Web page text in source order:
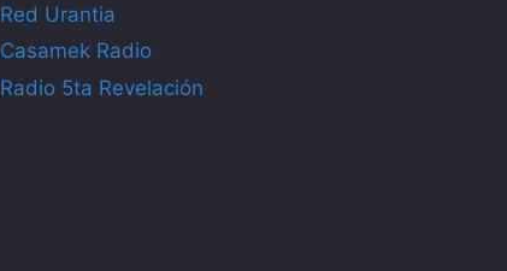
Red Urantia
Casamek Radio
Radio 5ta Revelación